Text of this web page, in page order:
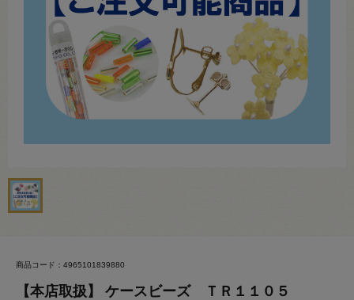
商品コード：4965101839880
【本店取扱】 ケースビーズ ＴＲ１１０５